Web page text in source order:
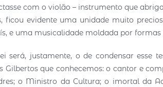
com o violão – instrumento que
ficou evidente uma unidade muito
e uma musicalidade moldada por
será, justamente, o de condensar esse
Gilbertos que conhecemos: o cantor e
o Ministro da Cultura; o imortal da